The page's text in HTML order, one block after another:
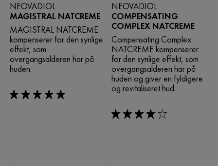
NEOVADIOL
MAGISTRAL NATCREME
MAGISTRAL NATCREME
kompenserer for den synlige
effekt, som
overgangsalderen har på
huden.
5/5
NEOVADIOL
COMPENSATING
COMPLEX NATCREME
Compensating Complex
NATCREME kompenserer
for den synlige effekt, som
overgangsalderen har på
huden og giver en fyldigere
og revitaliseret hud.
4/5